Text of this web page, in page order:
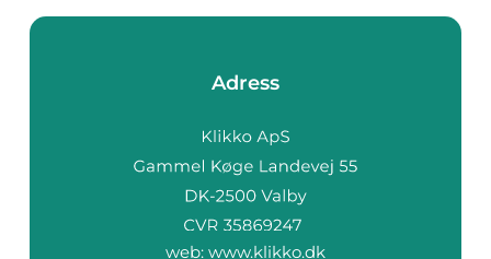
Adress
web: www.klikko.dk